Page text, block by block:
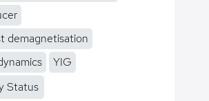
demagnetisation
YIG
Status